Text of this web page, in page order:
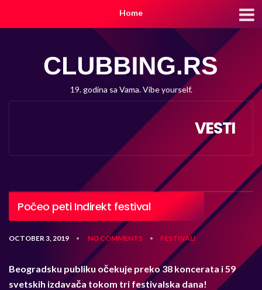
Home
19. godina sa Vama. Vibe yourself.
VESTI
Počeo peti Indirekt festival
OCTOBER 3, 2019 • NO COMMENTS • FESTIVALI
Beogradsku publiku očekuje preko 38 koncerata i 59
svetskih izdavača tokom tri festivalska dana!